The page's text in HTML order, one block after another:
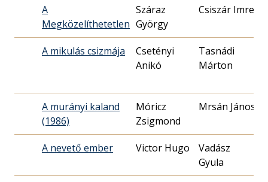
A
Megközelíthetetlen
Száraz
György
Csiszár Imre
A mikulás csizmája
Csetényi
Anikó
Tasnádi
Márton
A murányi kaland
(1986)
Móricz
Zsigmond
Mrsán János
A nevető ember Victor Hugo
Vadász
Gyula